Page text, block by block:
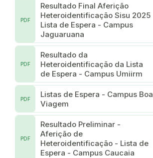
Resultado Final Aferição
Heteroidentificação Sisu 2025
Lista de Espera - Campus
Jaguaruana
PDF
Resultado da
Heteroidentificação da Lista
de Espera - Campus Umiirm
PDF
Listas de Espera - Campus Boa
Viagem
PDF
Resultado Preliminar -
Aferição de
Heteroidentificação - Lista de
Espera - Campus Caucaia
PDF